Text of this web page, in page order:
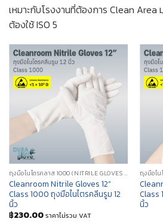
เหมาะกับโรงงานที่ต้องการ Clean Area
ต้องใช้ ISO 5
ถุงมือไนไตรคลาส 1000 (NITRILE GLOVES CLASS 1000)
Cleanroom Nitrile Gloves 12”
Class 1000 ถุงมือไนไตรคลีนรูม 12
นิ้ว
฿230.00 ราคาไม่รวม VAT
Class
นิ้ว